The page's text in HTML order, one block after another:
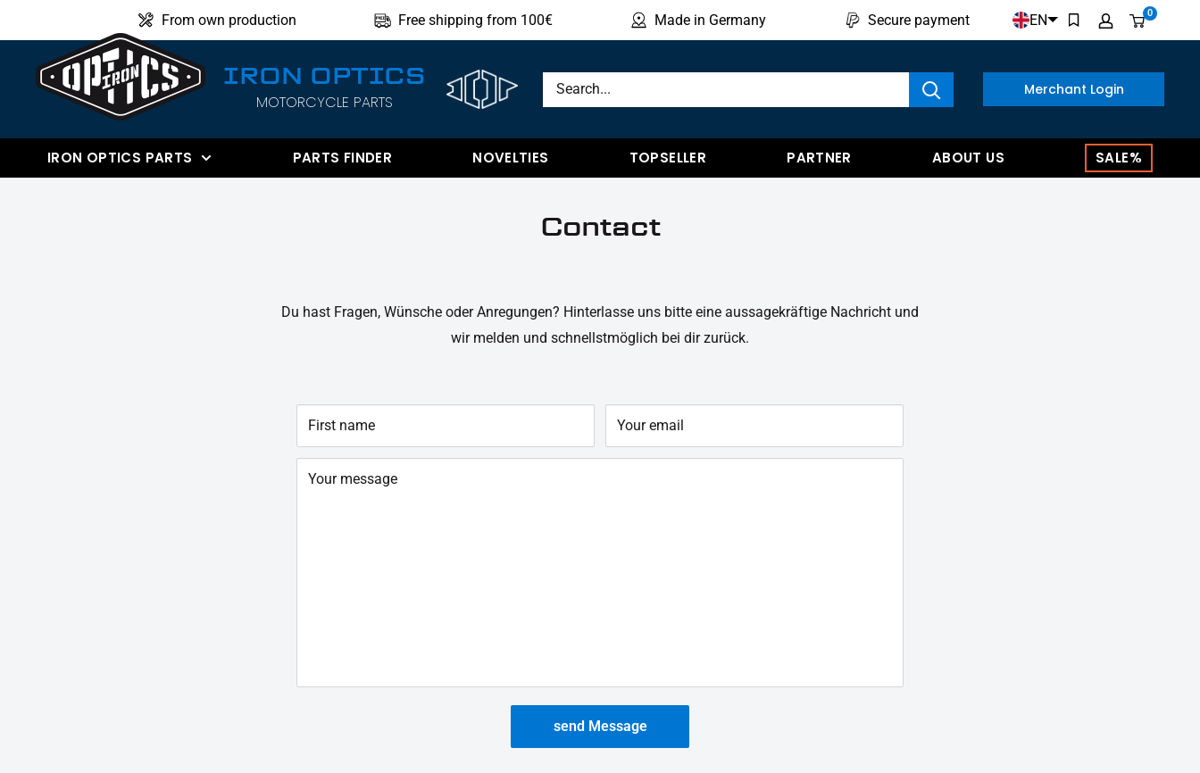
to
content
From own production Free shipping from 100€ Made in Germany Secure payment EN 0
IRON
IRON OPTICS
MOTORCYCLE PARTS
Merchant Login
IRON OPTICS PARTS PARTS FINDER NOVELTIES TOPSELLER PARTNER ABOUT US SALE%
Show results
Contact
Du hast Fragen, Wünsche oder Anregungen? Hinterlasse uns bitte eine aussagekräftige Nachricht und
wir melden und schnellstmöglich bei dir zurück.
First name Your email
Your message
send Message